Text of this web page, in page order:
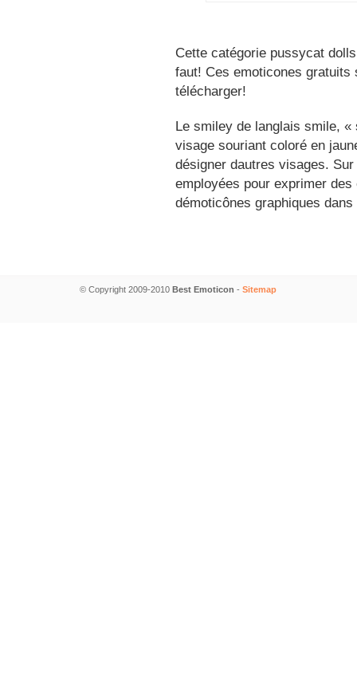
Cette catégorie pussycat
faut! Ces emoticones
télécharger!
Le smiley de langlais smile,
visage souriant coloré en
désigner dautres visages.
employées pour exprimer
démoticônes graphiques
© Copyright 2009-2010 Best Emoticon - Sitemap